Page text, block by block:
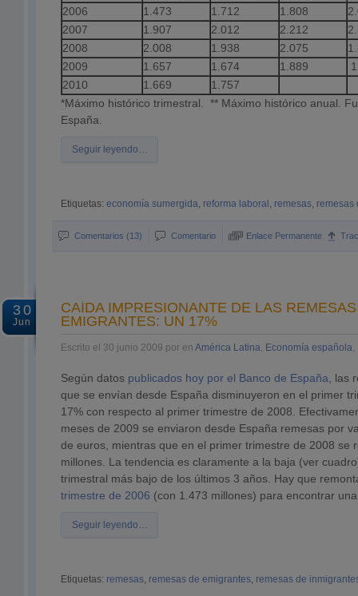
2006
1.473 1.712 1.808
2007
1.907 2.012 2.212
2008
2.008 1.938 2.075
2009
1.657 1.674 1.889
2010
1.669
1.757
*Máximo histórico trimestral. ** Máximo histórico anual.
España.
Seguir leyendo…
Etiquetas: economía sumergida, reforma laboral , remesas, remesas
Comentarios (13) Comentario Enlace Permanente
30
Jun
CAÍDA IMPRESIONANTE DE LAS
EMIGRANTES: UN 17%
Escrito el 30 junio 2009 por en América Latina, Economía española,
Según datos publicados hoy por el Banco de España , las
que se envían desde España disminuyeron en el primer
17% con respecto al primer trimestre de 2008.
meses de 2009 se enviaron desde España remesas por
de euros, mientras que en el primer trimestre de 2008 se
millones. La tendencia es claramente a la baja (ver
trimestral más bajo de los últimos 3 años. Hay que
trimestre de 2006 (con 1.473 millones) para encontrar
Seguir leyendo…
Etiquetas: remesas, remesas de emigrantes, remesas de